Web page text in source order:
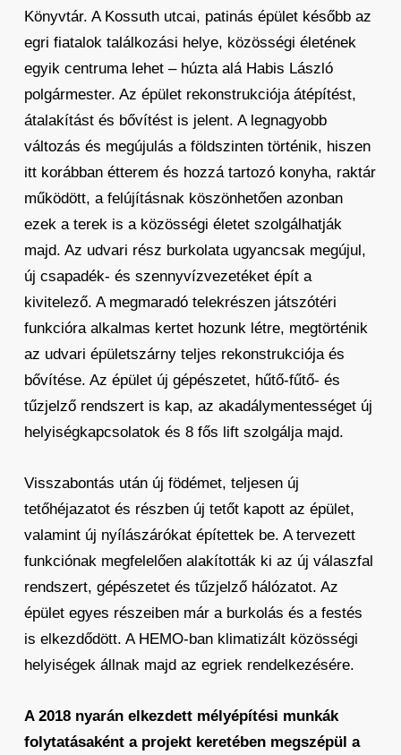
Könyvtár. A Kossuth utcai, patinás épület később az
egri fiatalok találkozási helye, közösségi életének
egyik centruma lehet – húzta alá Habis László
polgármester. Az épület rekonstrukciója átépítést,
átalakítást és bővítést is jelent. A legnagyobb
változás és megújulás a földszinten történik, hiszen
itt korábban étterem és hozzá tartozó konyha, raktár
működött, a felújításnak köszönhetően azonban
ezek a terek is a közösségi életet szolgálhatják
majd. Az udvari rész burkolata ugyancsak megújul,
új csapadék- és szennyvízvezetéket épít a
kivitelező. A megmaradó telekrészen játszótéri
funkcióra alkalmas kertet hozunk létre, megtörténik
az udvari épületszárny teljes rekonstrukciója és
bővítése. Az épület új gépészetet, hűtő-fűtő- és
tűzjelző rendszert is kap, az akadálymentességet új
helyiségkapcsolatok és 8 fős lift szolgálja majd.
Visszabontás után új födémet, teljesen új
tetőhéjazatot és részben új tetőt kapott az épület,
valamint új nyílászárókat építettek be. A tervezett
funkciónak megfelelően alakították ki az új válaszfal
rendszert, gépészetet és tűzjelző hálózatot. Az
épület egyes részeiben már a burkolás és a festés
is elkezdődött. A HEMO-ban klimatizált közösségi
helyiségek állnak majd az egriek rendelkezésére.
A 2018 nyarán elkezdett mélyépítési munkák
folytatásaként a projekt keretében megszépül a